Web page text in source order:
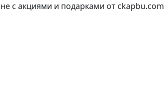
с акциями и подарками от ckapbu.com